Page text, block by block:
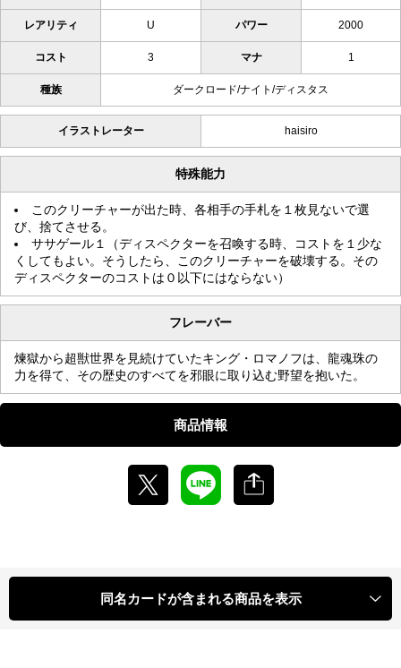
レアリティ U パワー 2000
コスト 3 マナ 1
種族 ダークロード/ナイト/ディスタス
イラストレーター haisiro
特殊能力
このクリーチャーが出た時、各相手の手札を１枚見ないで選
び、捨てさせる。
ササゲール１（ディスペクターを召喚する時、コストを１少な
くしてもよい。そうしたら、このクリーチャーを破壊する。その
ディスペクターのコストは０以下にはならない）
フレーバー
煉獄から超獣世界を見続けていたキング・ロマノフは、龍魂珠の
力を得て、その歴史のすべてを邪眼に取り込む野望を抱いた。
商品情報
同名カードが含まれる商品を表示